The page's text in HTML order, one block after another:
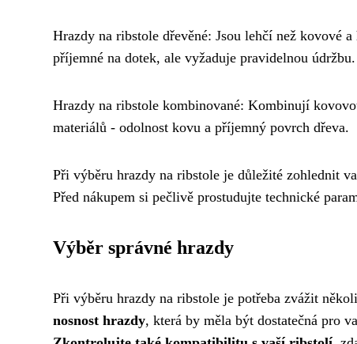
Hrazdy na ribstole dřevěné: Jsou lehčí než kovové
příjemné na dotek, ale vyžaduje pravidelnou údržbu.
Hrazdy na ribstole kombinované: Kombinují
materiálů - odolnost kovu a příjemný povrch dřeva.
Při výběru hrazdy na ribstole je důležité zohlednit
Před nákupem si pečlivě prostudujte technické
Výběr správné hrazdy
Při výběru hrazdy na ribstole je potřeba zvážit
nosnost hrazdy, která by měla být dostatečná pro